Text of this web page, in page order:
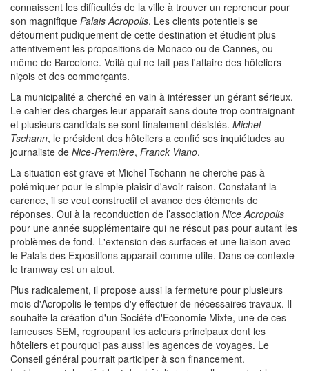
connaissent les difficultés de la ville à trouver un repreneur pour
son magnifique Palais Acropolis. Les clients potentiels se
détournent pudiquement de cette destination et étudient plus
attentivement les propositions de Monaco ou de Cannes, ou
même de Barcelone. Voilà qui ne fait pas l'affaire des hôteliers
niçois et des commerçants.
La municipalité a cherché en vain à intéresser un gérant sérieux.
Le cahier des charges leur apparaît sans doute trop contraignant
et plusieurs candidats se sont finalement désistés. Michel
Tschann, le président des hôteliers a confié ses inquiétudes au
journaliste de Nice-Première, Franck Viano.
La situation est grave et Michel Tschann ne cherche pas à
polémiquer pour le simple plaisir d'avoir raison. Constatant la
carence, il se veut constructif et avance des éléments de
réponses. Oui à la reconduction de l’association Nice Acropolis
pour une année supplémentaire qui ne résout pas pour autant les
problèmes de fond. L'extension des surfaces et une liaison avec
le Palais des Expositions apparaît comme utile. Dans ce contexte
le tramway est un atout.
Plus radicalement, il propose aussi la fermeture pour plusieurs
mois d'Acropolis le temps d'y effectuer de nécessaires travaux. Il
souhaite la création d'un Société d'Economie Mixte, une de ces
fameuses SEM, regroupant les acteurs principaux dont les
hôteliers et pourquoi pas aussi les agences de voyages. Le
Conseil général pourrait participer à son financement.